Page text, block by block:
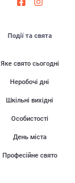
Події та свята
Яке свято сьогодні
Неробочі дні
Шкільні вихідні
Особистості
День міста
Професійне свято